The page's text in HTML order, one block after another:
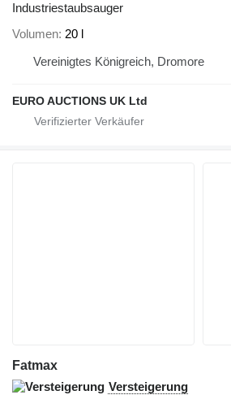
Industriestaubsauger
Volumen 20 l
Vereinigtes Königreich, Dromore
EURO AUCTIONS UK Ltd
Fatmax
Versteigerung